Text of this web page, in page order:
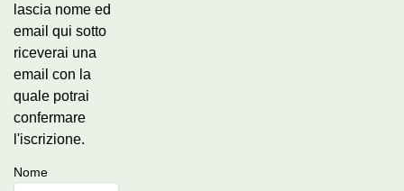
lascia nome ed
email qui sotto
riceverai una
email con la
quale potrai
confermare
l'iscrizione.
Nome